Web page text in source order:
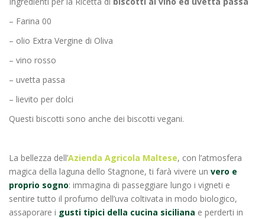
– Farina 00
– olio Extra Vergine di Oliva
– vino rosso
– uvetta passa
– lievito per dolci
Questi biscotti sono anche dei biscotti vegani.
La bellezza dell’Azienda Agricola Maltese, con l’atmosfera
magica della laguna dello Stagnone, ti farà vivere un vero e
proprio sogno: immagina di passeggiare lungo i vigneti e
sentire tutto il profumo dell’uva coltivata in modo biologico,
assaporare i gusti tipici della cucina siciliana e perderti in